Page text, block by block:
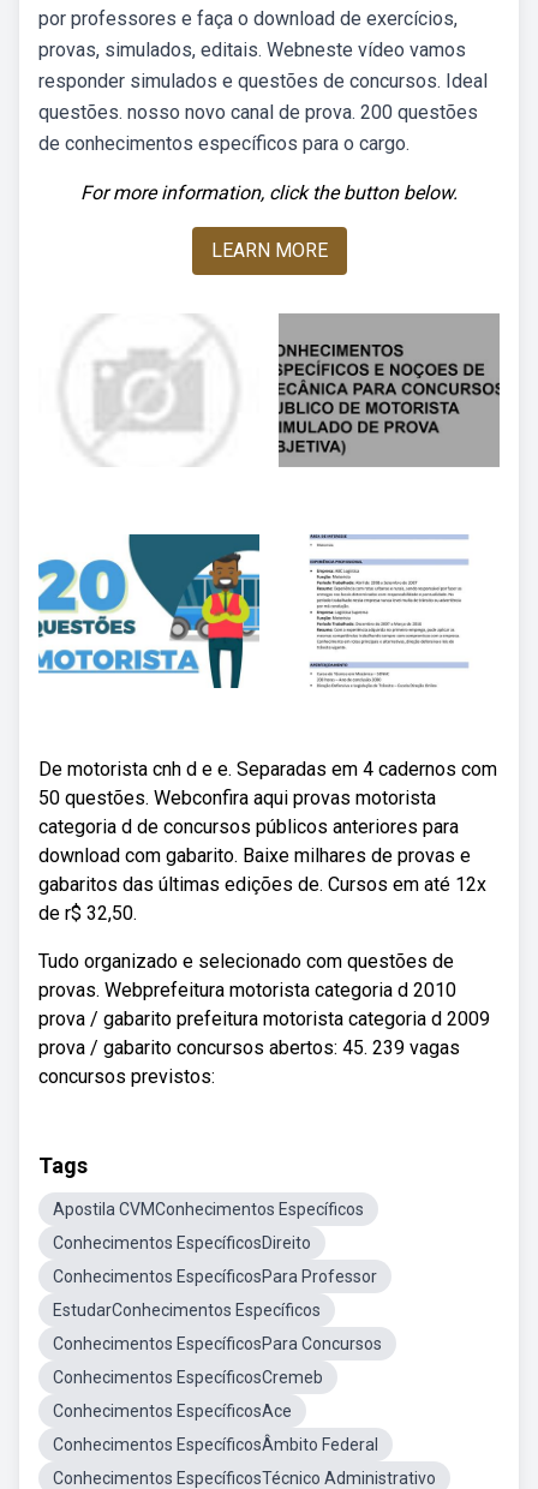
por professores e faça o download de exercícios,
provas, simulados, editais. Webneste vídeo vamos
responder simulados e questões de concursos. Ideal
questões. nosso novo canal de prova. 200 questões
de conhecimentos específicos para o cargo.
For more information, click the button below.
LEARN MORE
De motorista cnh d e e. Separadas em 4 cadernos com
50 questões. Webconfira aqui provas motorista
categoria d de concursos públicos anteriores para
download com gabarito. Baixe milhares de provas e
gabaritos das últimas edições de. Cursos em até 12x
de r$ 32,50.
Tudo organizado e selecionado com questões de
provas. Webprefeitura motorista categoria d 2010
prova / gabarito prefeitura motorista categoria d 2009
prova / gabarito concursos abertos: 45. 239 vagas
concursos previstos:
Tags
Apostila CVMConhecimentos Específicos
Conhecimentos EspecíficosDireito
Conhecimentos EspecíficosPara Professor
EstudarConhecimentos Específicos
Conhecimentos EspecíficosPara Concursos
Conhecimentos EspecíficosCremeb
Conhecimentos EspecíficosAce
Conhecimentos EspecíficosÂmbito Federal
Conhecimentos EspecíficosTécnico Administrativo